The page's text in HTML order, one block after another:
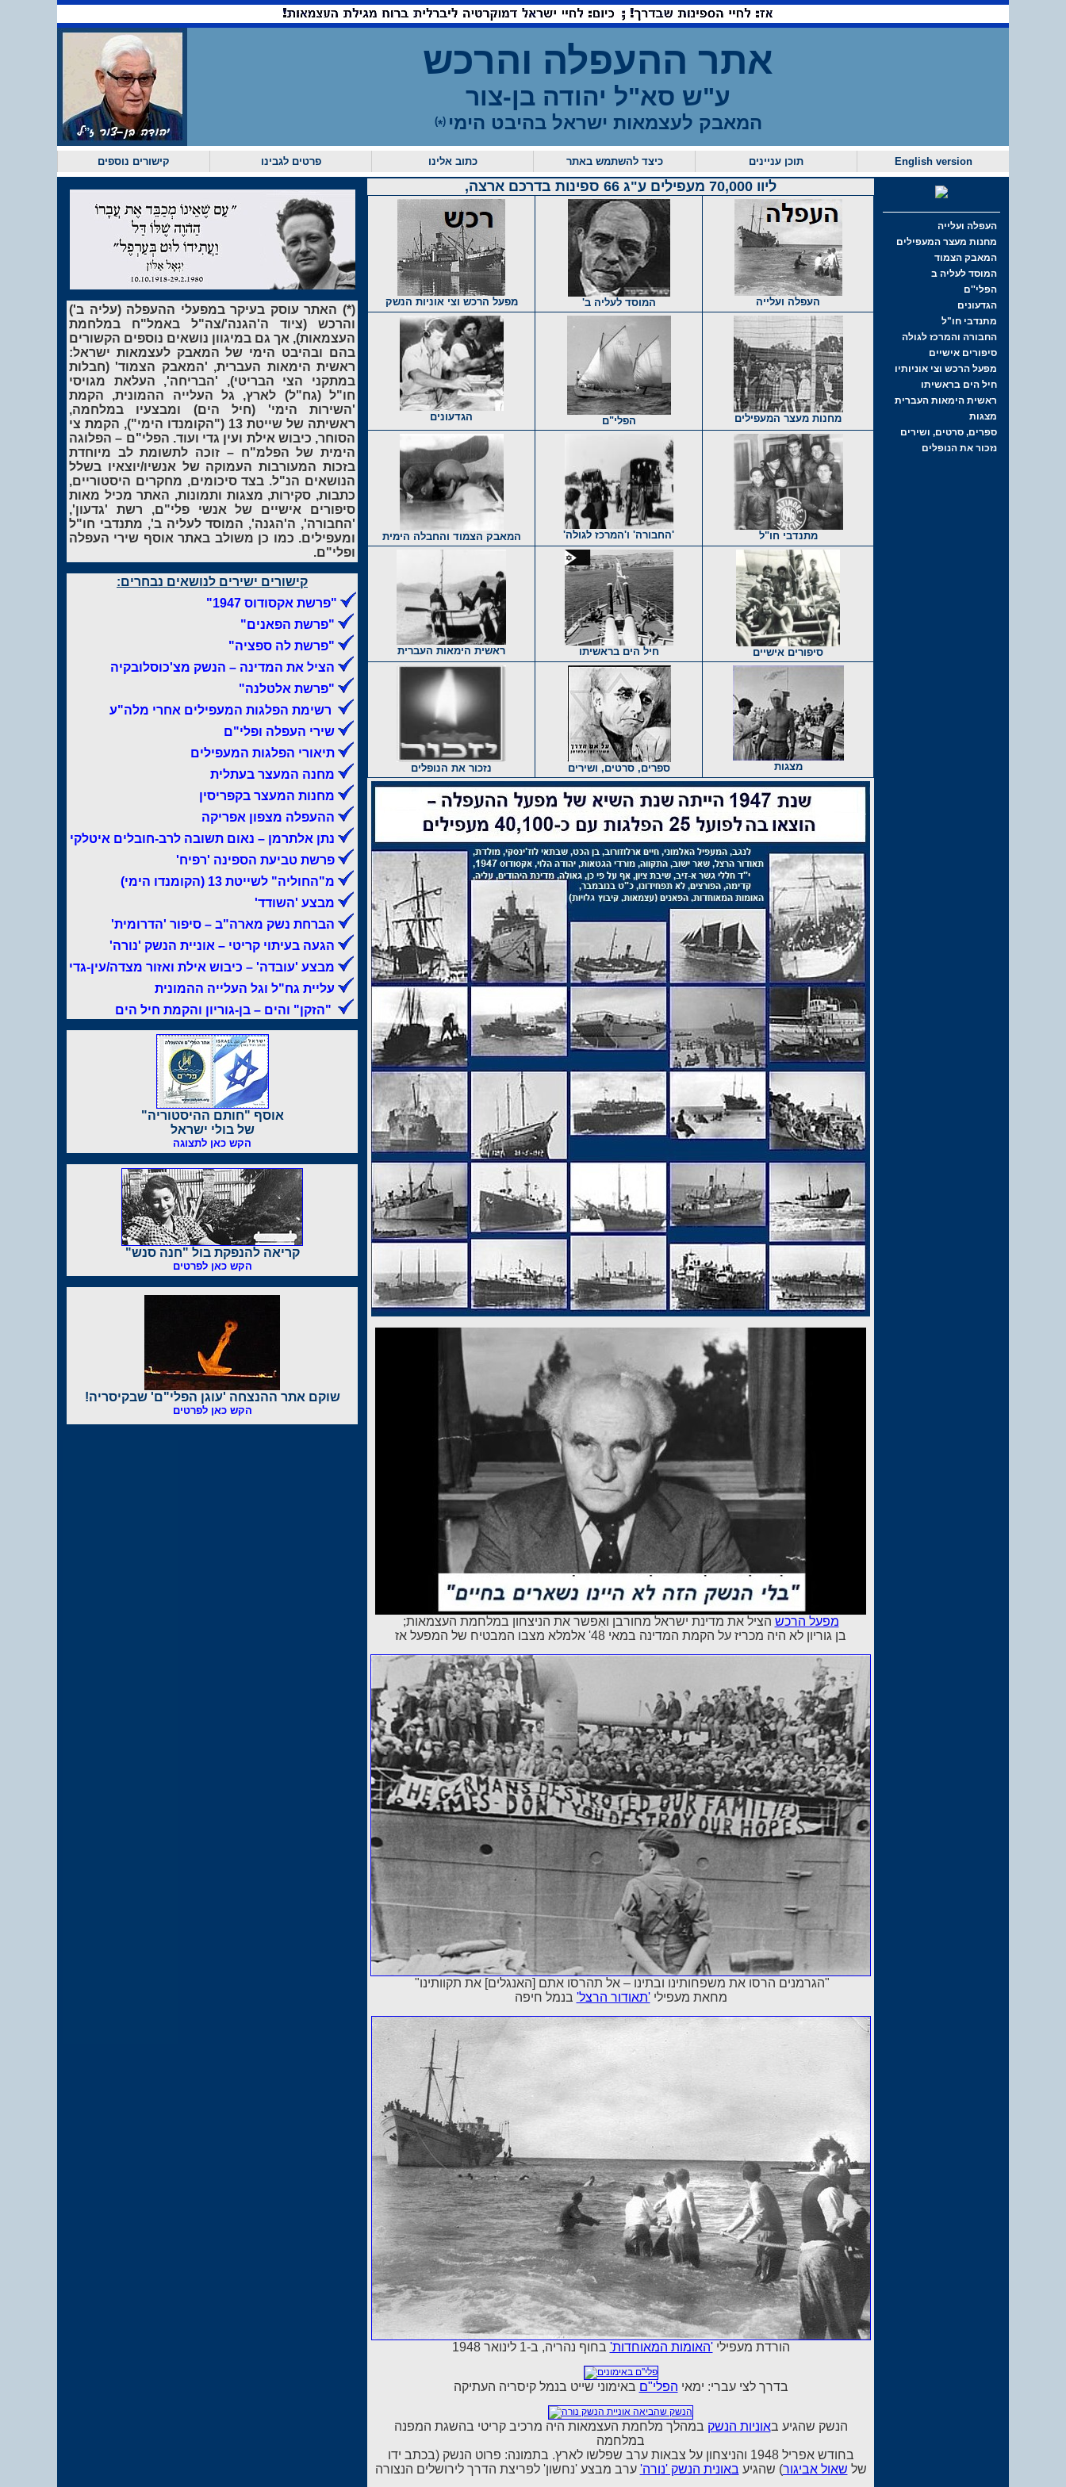
אתר ההעפלה והרכש
ע"ש סא"ל יהודה בן-צור
המאבק לעצמאות ישראל בהיבט הימי (
*
)
קישורים נוספים פרטים לגבינו כתוב אלינו כיצד להשתמש באתר תוכן עניינים English version
(*) האתר עוסק בעיקר במפעלי ההעפלה (עליה ב')
והרכש (ציוד ה'הגנה'/צה"ל באמל"ח במלחמת
העצמאות), אך גם במיגוון נושאים נוספים הקשורים
בהם ובהיבט הימי של המאבק לעצמאות ישראל:
ראשית הימאות העברית, 'המאבק הצמוד' (חבלות
במתקני הצי הבריטי), 'הבריחה', העלאת מגויסי
חו"ל (גח"ל) לארץ, גל העלייה ההמונית, הקמת
'השירות הימי' (חיל הים) ומבצעיו במלחמה,
ראשיתה של שייטת 13 ("הקומנדו הימי"), הקמת צי
הסוחר, כיבוש אילת ועין גדי ועוד. הפלי"ם – הפלוגה
הימית של הפלמ"ח – זוכה לתשומת לב מיוחדת
בזכות המעורבות העמוקה של אנשיו/יוצאיו בשלל
הנושאים הנ"ל. בצד סיכומים, מחקרים היסטוריים,
כתבות, סקירות, מצגות ותמונות, האתר מכיל מאות
סיפורים אישיים של אנשי פלי"ם, רשת 'גדעון',
'החבורה', ה'הגנה', המוסד לעליה ב', מתנדבי חו"ל
ומעפילים. כמו כן משולב באתר אוסף שירי העפלה
ופלי"ם.
קישורים ישירים לנושאים נבחרים:
"פרשת אקסודוס 1947"
"פרשת הפאנים"
"פרשת לה ספציה"
הציל את המדינה – הנשק מצ'כוסלובקיה
"פרשת אלטלנה"
רשימת הפלגות המעפילים אחרי מלה"ע
שירי העפלה ופלי"ם
תיאורי הפלגות המעפילים
מחנה המעצר בעתלית
מחנות המעצר בקפריסין
ההעפלה מצפון אפריקה
נתן אלתרמן – נאום תשובה לרב-חובלים איטלקי
פרשת טביעת הספינה 'רפיח'
מ"החוליה" לשייטת 13 (הקומנדו הימי)
מבצע 'השודד'
הברחת נשק מארה"ב – סיפור 'הדרומית'
הגעה בעיתוי קריטי – אוניית הנשק 'נורה'
מבצע 'עובדה' – כיבוש אילת ואזור מצדה/עין-גדי
עליית גח"ל וגל העלייה ההמונית
"הזקן" והים – בן-גוריון והקמת חיל הים
אוסף "חותם ההיסטוריה"
של בולי ישראל
הקש כאן לתצוגה
קריאה להנפקת בול "חנה סנש"
הקש כאן לפרטים
שוקם אתר ההנצחה 'עוגן הפלי"ם' שבקיסריה!
הקש כאן לפרטים
ליוו 70,000 מעפילים ע"ג 66 ספינות בדרכם ארצה,
מפעל הרכש וצי אוניות הנשק המוסד לעליה ב' העפלה ועלייה
הגדעונים הפלי"ם מחנות מעצר המעפילים
המאבק הצמוד והחבלה הימית 'החבורה' ו'המרכז לגולה' מתנדבי חו"ל
ראשית הימאות העברית חיל הים בראשיתו סיפורים אישיים
נזכור את הנופלים ספרים, סרטים, ושירים מצגות
מפעל הרכש הציל את מדינת ישראל מחורבן ואִפשר את הניצחון במלחמת העצמאות;
בן גוריון לא היה מכריז על הקמת המדינה במאי 48' אלמלא מצבו המבטיח של המפעל אז
"הגרמנים הרסו את משפחותינו ובתינו – אל תהרסו אתם [האנגלים] את תקוותינו"
מחאת מעפילי'תאודור הרצל' בנמל חיפה
הורדת מעפילי'האומות המאוחדות' בחוף נהריה, ב-1 לינואר 1948
בדרך לצי עברי: ימאי הפלי"ם באימוני שייט בנמל קיסריה העתיקה
הנשק שהגיע באוניות הנשק במהלך מלחמת העצמאות היה מרכיב קריטי בהשגת המפנה
במלחמה
בחודש אפריל 1948 והניצחון על צבאות ערב שפלשו לארץ. בתמונה: פרוט הנשק (בכתב ידו
של שאול אביגור) שהגיע באונית הנשק 'נורה' ערב מבצע 'נחשון' לפריצת הדרך לירושלים הנצורה